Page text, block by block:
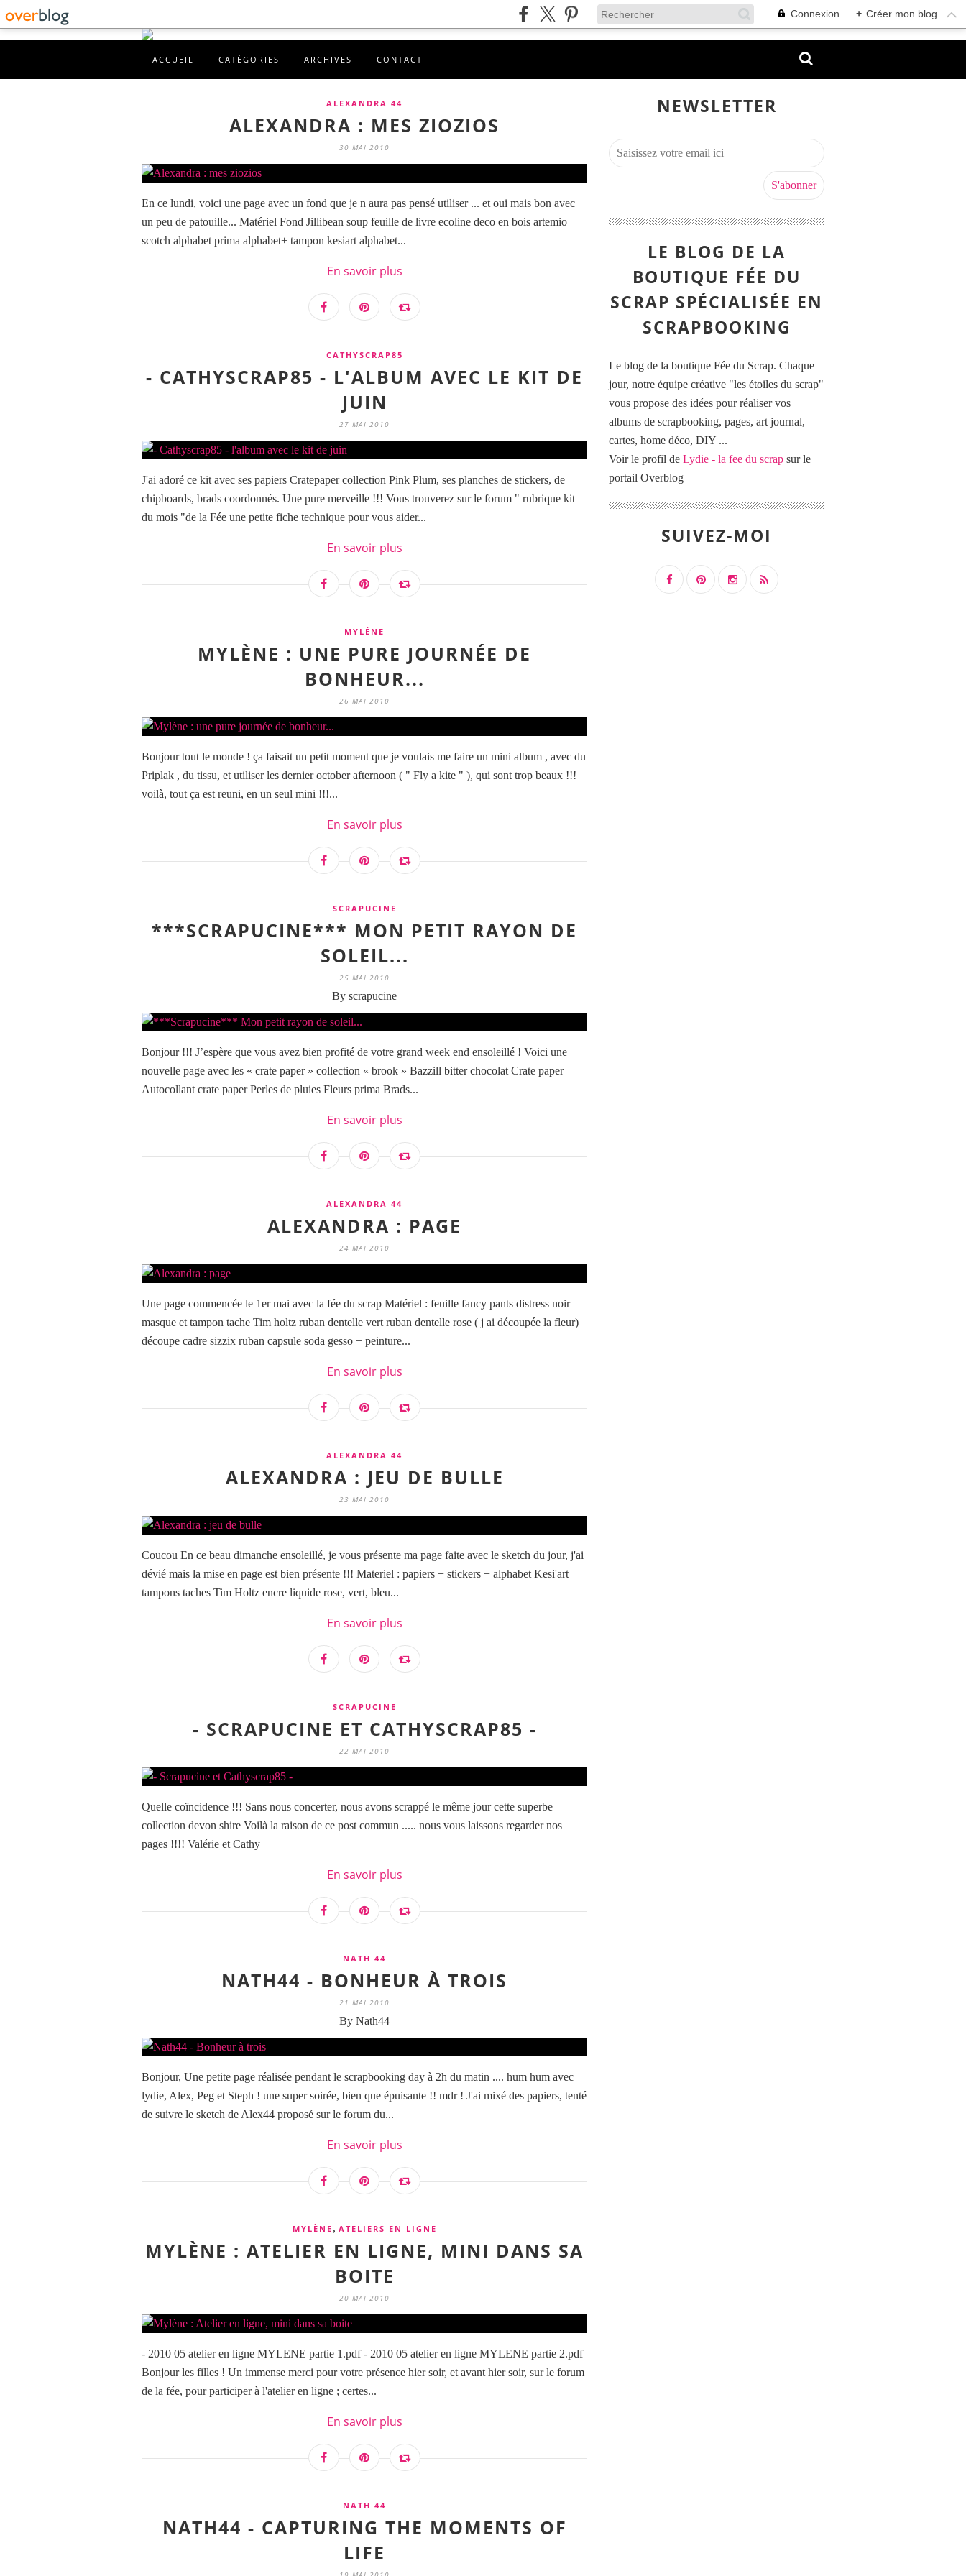
Connexion + Créer mon blog
ACCUEIL CATÉGORIES ARCHIVES CONTACT
ALEXANDRA 44
ALEXANDRA : MES ZIOZIOS
30 MAI 2010
En ce lundi, voici une page avec un fond que je n aura pas pensé utiliser ... et oui mais bon avec
un peu de patouille... Matériel Fond Jillibean soup feuille de livre ecoline deco en bois artemio
scotch alphabet prima alphabet+ tampon kesiart alphabet...
En savoir plus
CATHYSCRAP85
- CATHYSCRAP85 - L'ALBUM AVEC LE KIT DE
JUIN
27 MAI 2010
J'ai adoré ce kit avec ses papiers Cratepaper collection Pink Plum, ses planches de stickers, de
chipboards, brads coordonnés. Une pure merveille !!! Vous trouverez sur le forum " rubrique kit
du mois "de la Fée une petite fiche technique pour vous aider...
En savoir plus
MYLÈNE
MYLÈNE : UNE PURE JOURNÉE DE
BONHEUR...
26 MAI 2010
Bonjour tout le monde ! ça faisait un petit moment que je voulais me faire un mini album , avec du
Priplak , du tissu, et utiliser les dernier october afternoon ( " Fly a kite " ), qui sont trop beaux !!!
voilà, tout ça est reuni, en un seul mini !!!...
En savoir plus
SCRAPUCINE
***SCRAPUCINE*** MON PETIT RAYON DE
SOLEIL...
25 MAI 2010
By scrapucine
Bonjour !!! J’espère que vous avez bien profité de votre grand week end ensoleillé ! Voici une
nouvelle page avec les « crate paper » collection « brook » Bazzill bitter chocolat Crate paper
Autocollant crate paper Perles de pluies Fleurs prima Brads...
En savoir plus
ALEXANDRA 44
ALEXANDRA : PAGE
24 MAI 2010
Une page commencée le 1er mai avec la fée du scrap Matériel : feuille fancy pants distress noir
masque et tampon tache Tim holtz ruban dentelle vert ruban dentelle rose ( j ai découpée la fleur)
découpe cadre sizzix ruban capsule soda gesso + peinture...
En savoir plus
ALEXANDRA 44
ALEXANDRA : JEU DE BULLE
23 MAI 2010
Coucou En ce beau dimanche ensoleillé, je vous présente ma page faite avec le sketch du jour, j'ai
dévié mais la mise en page est bien présente !!! Materiel : papiers + stickers + alphabet Kesi'art
tampons taches Tim Holtz encre liquide rose, vert, bleu...
En savoir plus
SCRAPUCINE
- SCRAPUCINE ET CATHYSCRAP85 -
22 MAI 2010
Quelle coïncidence !!! Sans nous concerter, nous avons scrappé le même jour cette superbe
collection devon shire Voilà la raison de ce post commun ..... nous vous laissons regarder nos
pages !!!! Valérie et Cathy
En savoir plus
NATH 44
NATH44 - BONHEUR À TROIS
21 MAI 2010
By Nath44
Bonjour, Une petite page réalisée pendant le scrapbooking day à 2h du matin .... hum hum avec
lydie, Alex, Peg et Steph ! une super soirée, bien que épuisante !! mdr ! J'ai mixé des papiers, tenté
de suivre le sketch de Alex44 proposé sur le forum du...
En savoir plus
MYLÈNE , ATELIERS EN LIGNE
MYLÈNE : ATELIER EN LIGNE, MINI DANS SA
BOITE
20 MAI 2010
- 2010 05 atelier en ligne MYLENE partie 1.pdf - 2010 05 atelier en ligne MYLENE partie 2.pdf
Bonjour les filles ! Un immense merci pour votre présence hier soir, et avant hier soir, sur le forum
de la fée, pour participer à l'atelier en ligne ; certes...
En savoir plus
NATH 44
NATH44 - CAPTURING THE MOMENTS OF
LIFE
NEWSLETTER
LE BLOG DE LA
BOUTIQUE FÉE DU
SCRAP SPÉCIALISÉE EN
SCRAPBOOKING
Le blog de la boutique Fée du Scrap. Chaque
jour, notre équipe créative "les étoiles du scrap"
vous propose des idées pour réaliser vos
albums de scrapbooking, pages, art journal,
cartes, home déco, DIY ...
Voir le profil de Lydie - la fee du scrap sur le
portail Overblog
SUIVEZ-MOI